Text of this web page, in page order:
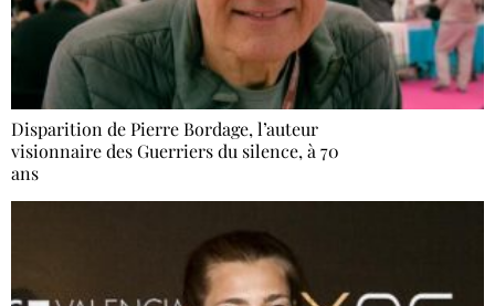
Disparition de Pierre Bordage, l’auteur
visionnaire des Guerriers du silence, à 70
ans